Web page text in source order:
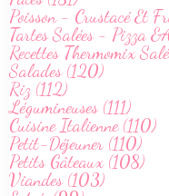
Poisson - Crustacé Et
Tartes Salées - Pizza
Recettes Thermomix
Salades (120)
Riz (112)
Légumineuses (111)
Cuisine Italienne (110)
Petit-Déjeuner (110)
Petits Gâteaux (108)
Viandes (103)